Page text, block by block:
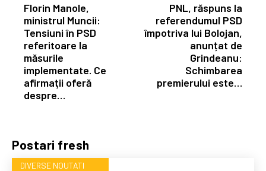
Postari fresh
DIVERSE NOUTATI
Florin Manole,
ministrul Muncii:
Tensiuni în PSD
referitoare la
măsurile
implementate. Ce
afirmaţii oferă
despre…
PNL, răspuns la
referendumul PSD
împotriva lui Bolojan,
anunțat de
Grindeanu:
Schimbarea
premierului este…